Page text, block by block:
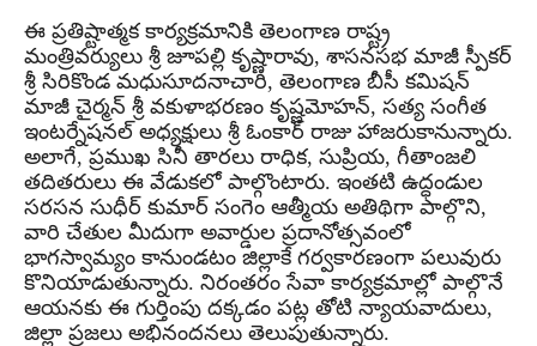
ఈ ప్రతిష్టాత్మక కార్యక్రమానికి తెలంగాణ రాష్ట్ర
మంత్రివర్యులు శ్రీ జూపల్లి కృష్ణారావు, శాసనసభ మాజీ స్పీకర్
శ్రీ సిరికొండ మధుసూదనాచారి, తెలంగాణ బీసీ కమిషన్
మాజీ చైర్మన్ శ్రీ వకుళాభరణం కృష్ణమోహన్, సత్య సంగీత
ఇంటర్నేషనల్ అధ్యక్షులు శ్రీ ఓంకార్ రాజు హాజరుకానున్నారు.
అలాగే, ప్రముఖ సినీ తారలు రాధిక, సుప్రియ, గీతాంజలి
తదితరులు ఈ వేడుకలో పాల్గొంటారు. ఇంతటి ఉద్ధండుల
సరసన సుధీర్ కుమార్ సంగెం ఆత్మీయ అతిథిగా పాల్గొని,
వారి చేతుల మీదుగా అవార్డుల ప్రదానోత్సవంలో
భాగస్వామ్యం కానుండటం జిల్లాకే గర్వకారణంగా పలువురు
కొనియాడుతున్నారు. నిరంతరం సేవా కార్యక్రమాల్లో పాల్గొనే
ఆయనకు ఈ గుర్తింపు దక్కడం పట్ల తోటి న్యాయవాదులు,
జిల్లా ప్రజలు అభినందనలు తెలుపుతున్నారు.